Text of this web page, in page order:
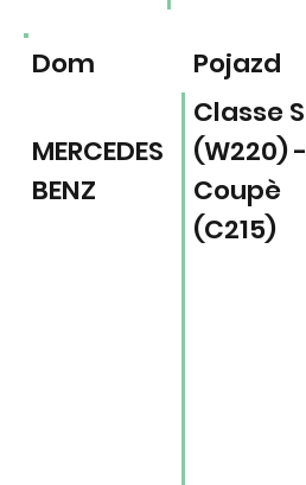
Pojazd
Dom
MERCEDES
BENZ
Classe S
(W220) -
Coupè
(C215)